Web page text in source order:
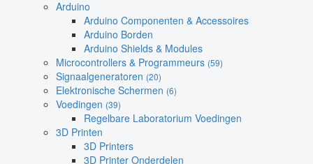
Arduino
Arduino Componenten & Accessoires
Arduino Borden
Arduino Shields & Modules
Microcontrollers & Programmeurs (59)
Signaalgeneratoren (20)
Elektronische Schermen (6)
Voedingen (39)
Regelbare Laboratorium Voedingen
3D Printen
3D Printers
3D Printer Onderdelen